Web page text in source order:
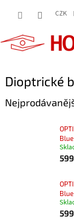
CZK
Dioptrické